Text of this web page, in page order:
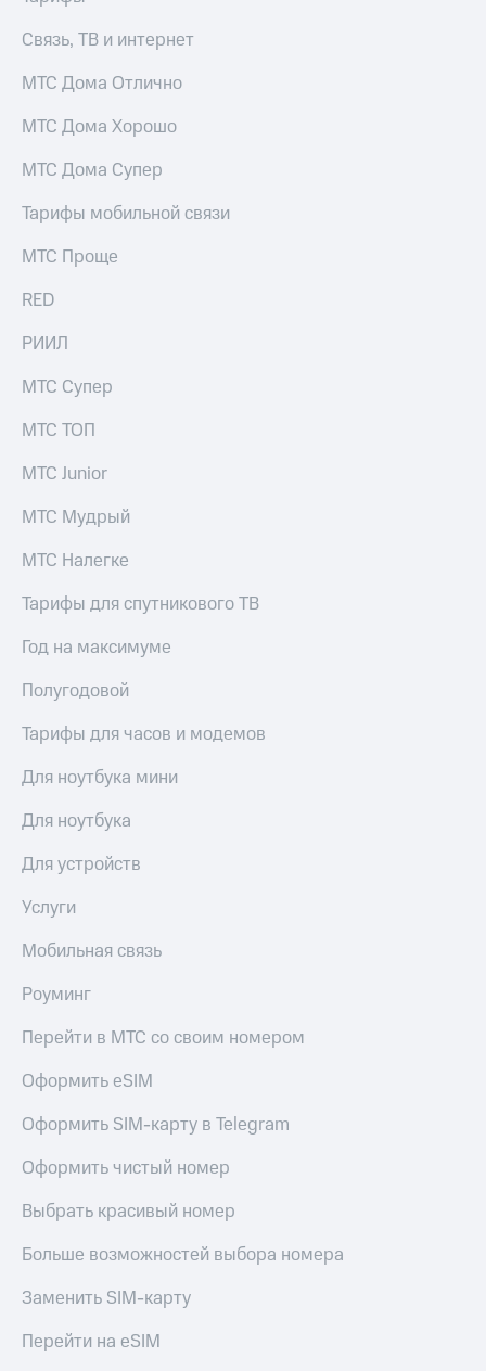
Связь, ТВ и интернет
МТС Дома Отлично
МТС Дома Хорошо
МТС Дома Супер
Тарифы мобильной связи
МТС Проще
RED
РИИЛ
МТС Супер
МТС ТОП
МТС Junior
МТС Мудрый
МТС Налегке
Тарифы для спутникового ТВ
Год на максимуме
Полугодовой
Тарифы для часов и модемов
Для ноутбука мини
Для ноутбука
Для устройств
Услуги
Мобильная связь
Роуминг
Перейти в МТС со своим номером
Оформить eSIM
Оформить SIM-карту в Telegram
Оформить чистый номер
Выбрать красивый номер
Больше возможностей выбора номера
Заменить SIM-карту
Перейти на eSIM